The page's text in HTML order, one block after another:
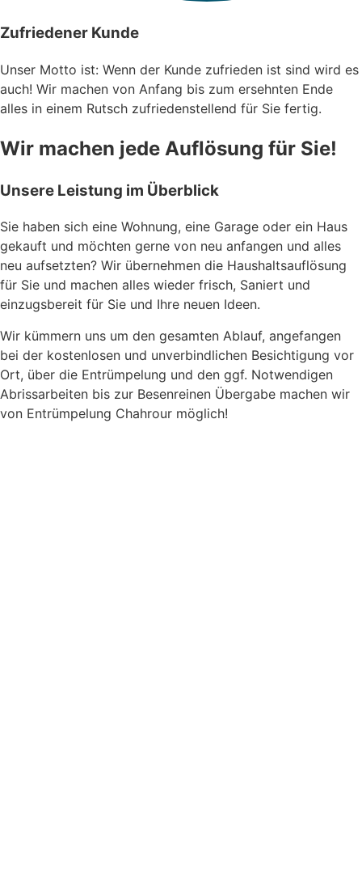
Zufriedener Kunde
Unser Motto ist: Wenn der Kunde zufrieden ist sind wird es
auch! Wir machen von Anfang bis zum ersehnten Ende
alles in einem Rutsch zufriedenstellend für Sie fertig.
Wir machen jede Auflösung für Sie!​
Unsere Leistung im Überblick
Sie haben sich eine Wohnung, eine Garage oder ein Haus
gekauft und möchten gerne von neu anfangen und alles
neu aufsetzten? Wir übernehmen die Haushaltsauflösung
für Sie und machen alles wieder frisch, Saniert und
einzugsbereit für Sie und Ihre neuen Ideen.
Wir kümmern uns um den gesamten Ablauf, angefangen
bei der kostenlosen und unverbindlichen Besichtigung vor
Ort, über die Entrümpelung und den ggf. Notwendigen
Abrissarbeiten bis zur Besenreinen Übergabe machen wir
von Entrümpelung Chahrour möglich!